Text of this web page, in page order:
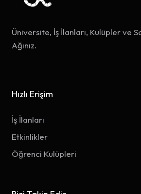
Üniversite, İş İlanları, Kulüpler ve
Ağınız.
Hızlı Erişim
İş İlanları
Etkinlikler
Öğrenci Kulüpleri